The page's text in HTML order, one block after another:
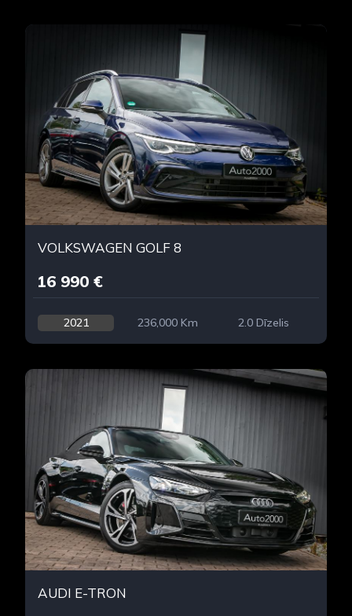
VOLKSWAGEN GOLF 8
16 990 €
2021 236,000 Km 2.0 Dīzelis
AUDI E-TRON